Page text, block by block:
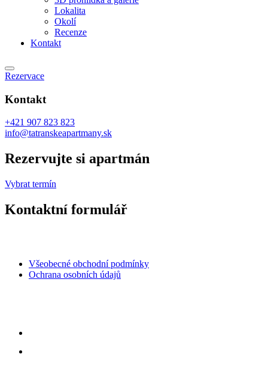
Lokalita
Okolí
Recenze
Kontakt
Rezervace
Kontakt
+421 907 823 823
info@tatranskeapartmany.sk
Rezervujte si apartmán
Vybrat termín
Kontaktní formulář
Všeobecné obchodní podmínky
Ochrana osobních údajů